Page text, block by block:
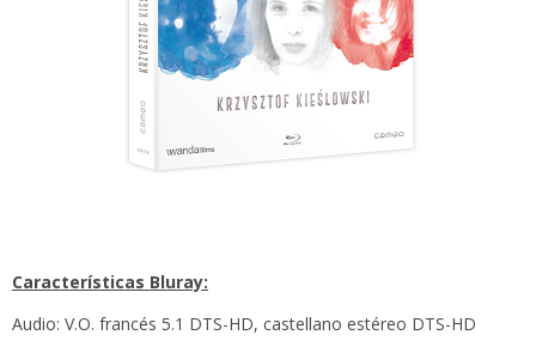
Características Bluray:
Audio: V.O. francés 5.1 DTS-HD, castellano estéreo DTS-HD